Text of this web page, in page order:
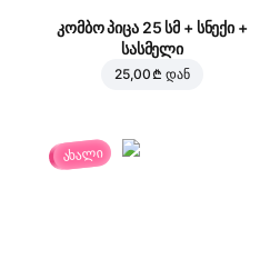
კომბო პიცა 25 სმ + სნექი +
სასმელი
25,00 ₾ დან
ახალი